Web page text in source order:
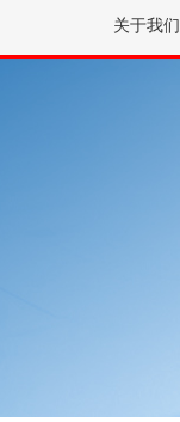
关于我们